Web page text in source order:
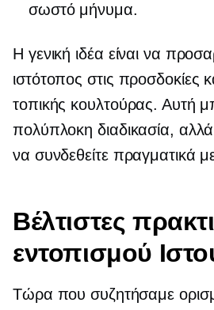
σωστό μήνυμα.
Η γενική ιδέα είναι να
ιστότοπος στις προσδοκίες
τοπικής κουλτούρας. Αυτή
πολύπλοκη διαδικασία, αλλά
να συνδεθείτε πραγματικά
Βέλτιστες
εντοπισμού
Τώρα που συζητήσαμε